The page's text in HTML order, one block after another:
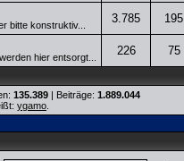
bitte konstruktiv... 3.785
195
hier entsorgt... 226 75
135.389 | Beiträge: 1.889.044
ygamo.